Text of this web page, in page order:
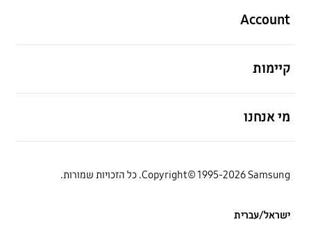
Account
קיימות
מי אנחנו
Copyright© 1995-2026 Samsung. כל הזכויות שמורות.
ישראל/עברית